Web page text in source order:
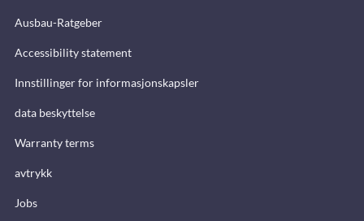
Ausbau-Ratgeber
Accessibility statement
Innstillinger for informasjonskapsler
data beskyttelse
Warranty terms
avtrykk
Jobs